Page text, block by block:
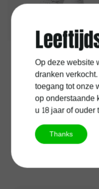
Calvados Dupont Hors
d’Age 42°
Verzendkosten
Op deze website
dranken
toegang tot onze
op onderstaande
u 18 jaar of ouder
Thanks